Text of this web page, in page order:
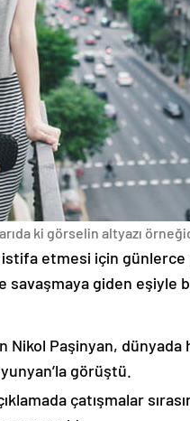
ki görselin altyazı
istifa etmesi için
savaşmaya giden eşiyle
Paşinyan, dünyada
görüştü.
çatışmalar